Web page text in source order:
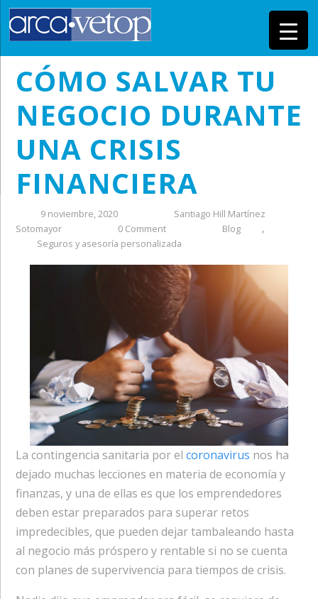
CÓMO SALVAR TU
NEGOCIO DURANTE
UNA CRISIS
FINANCIERA
9 noviembre, 2020
Santiago Hill Martínez
Sotomayor
0 Comment Blog ,
Seguros y asesoría personalizada
La contingencia sanitaria por el coronavirus nos ha
dejado muchas lecciones en materia de economía y
finanzas, y una de ellas es que los emprendedores
deben estar preparados para superar retos
impredecibles, que pueden dejar tambaleando hasta
al negocio más próspero y rentable si no se cuenta
con planes de supervivencia para tiempos de crisis.